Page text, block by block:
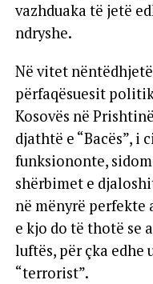
vazhduaka të jetë
ndryshe.
Në vitet
përfaqësuesit
Kosovës në
djathtë e “Bacës”, i
funksiononte,
shërbimet e
në mënyrë
e kjo do të thotë se
luftës, për çka edhe
“terrorist”.